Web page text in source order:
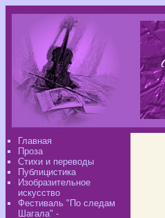
Главная
Проза
Стихи и переводы
Публицистика
Изобразительное
искусство
Фестиваль "По следам
Шагала" -